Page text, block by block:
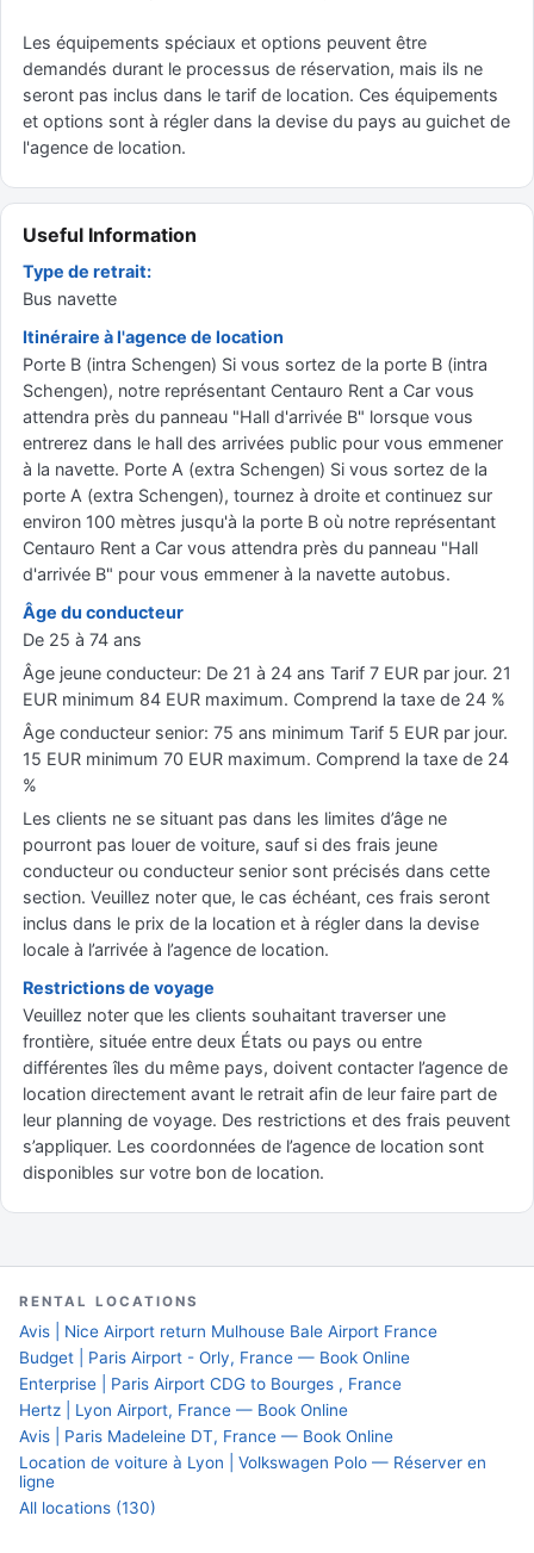
Les équipements spéciaux et options peuvent être
demandés durant le processus de réservation, mais ils ne
seront pas inclus dans le tarif de location. Ces équipements
et options sont à régler dans la devise du pays au guichet de
l'agence de location.
Useful Information
Type de retrait:
Bus navette
Itinéraire à l'agence de location
Porte B (intra Schengen) Si vous sortez de la porte B (intra
Schengen), notre représentant Centauro Rent a Car vous
attendra près du panneau "Hall d'arrivée B" lorsque vous
entrerez dans le hall des arrivées public pour vous emmener
à la navette. Porte A (extra Schengen) Si vous sortez de la
porte A (extra Schengen), tournez à droite et continuez sur
environ 100 mètres jusqu'à la porte B où notre représentant
Centauro Rent a Car vous attendra près du panneau "Hall
d'arrivée B" pour vous emmener à la navette autobus.
Âge du conducteur
De 25 à 74 ans
Âge jeune conducteur: De 21 à 24 ans Tarif 7 EUR par jour. 21
EUR minimum 84 EUR maximum. Comprend la taxe de 24 %
Âge conducteur senior: 75 ans minimum Tarif 5 EUR par jour.
15 EUR minimum 70 EUR maximum. Comprend la taxe de 24
%
Les clients ne se situant pas dans les limites d’âge ne
pourront pas louer de voiture, sauf si des frais jeune
conducteur ou conducteur senior sont précisés dans cette
section. Veuillez noter que, le cas échéant, ces frais seront
inclus dans le prix de la location et à régler dans la devise
locale à l’arrivée à l’agence de location.
Restrictions de voyage
Veuillez noter que les clients souhaitant traverser une
frontière, située entre deux États ou pays ou entre
différentes îles du même pays, doivent contacter l’agence de
location directement avant le retrait afin de leur faire part de
leur planning de voyage. Des restrictions et des frais peuvent
s’appliquer. Les coordonnées de l’agence de location sont
disponibles sur votre bon de location.
RENTAL LOCATIONS
Avis | Nice Airport return Mulhouse Bale Airport France
Budget | Paris Airport - Orly, France — Book Online
Enterprise | Paris Airport CDG to Bourges , France
Hertz | Lyon Airport, France — Book Online
Avis | Paris Madeleine DT, France — Book Online
Location de voiture à Lyon | Volkswagen Polo — Réserver en
ligne
All locations (130)